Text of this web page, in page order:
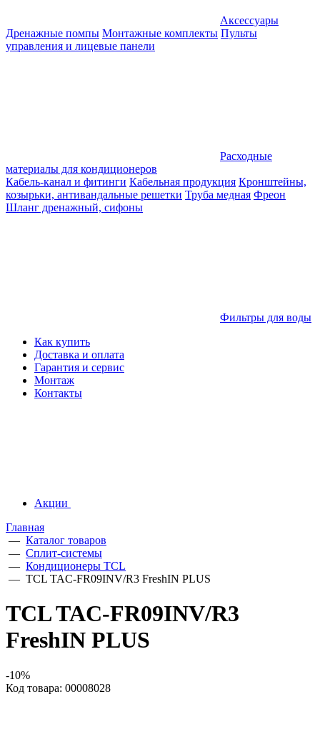
Аксессуары
Дренажные помпы Монтажные комплекты Пульты
управления и лицевые панели
Расходные
материалы для кондиционеров
Кабель-канал и фитинги Кабельная продукция Кронштейны,
козырьки, антивандальные решетки Труба медная Фреон
Шланг дренажный, сифоны
Фильтры для воды
Как купить
Доставка и оплата
Гарантия и сервис
Монтаж
Контакты
Акции
Главная
— Каталог товаров
— Сплит-системы
— Кондиционеры TCL
— TCL TAC-FR09INV/R3 FreshIN PLUS
TCL TAC-FR09INV/R3
FreshIN PLUS
-10%
Код товара: 00008028